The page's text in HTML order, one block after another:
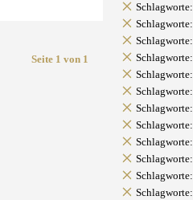
Seite 1 von 1
Schlagworte:
Schlagworte:
Schlagworte:
Schlagworte:
Schlagworte:
Schlagworte:
Schlagworte:
Schlagworte:
Schlagworte:
Schlagworte:
Schlagworte:
Schlagworte: